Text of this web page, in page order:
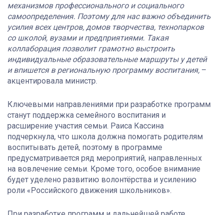
механизмов профессионального и социального
самоопределения. Поэтому для нас важно объединить
усилия всех центров, домов творчества, технопарков
со школой, вузами и предприятиями. Такая
коллаборация позволит грамотно выстроить
индивидуальные образовательные маршруты у детей
и впишется в региональную программу воспитания, –
акцентировала министр.
Ключевыми направлениями при разработке программ
станут поддержка семейного воспитания и
расширение участия семьи. Раиса Кассина
подчеркнула, что школа должна помогать родителям
воспитывать детей, поэтому в программе
предусматривается ряд мероприятий, направленных
на вовлечение семьи. Кроме того, особое внимание
будет уделено развитию волонтёрства и усилению
роли «Российского движения школьников».